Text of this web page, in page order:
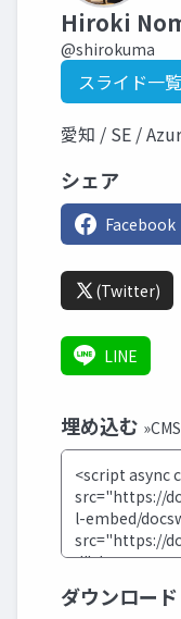
Hiroki
@shirokuma
スライド一覧
愛知 / SE /
シェア
Facebook
(Twitter)
LINE
埋め込む
ダウンロード